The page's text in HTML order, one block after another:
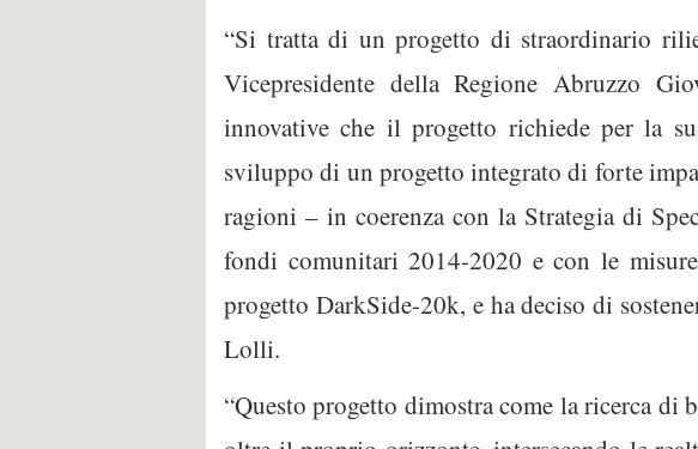
“Si tratta di un progetto di straordinario
Vicepresidente della Regione Abruzzo
innovative che il progetto richiede per la
sviluppo di un progetto integrato di forte
ragioni – in coerenza con la Strategia di
fondi comunitari 2014-2020 e con le
progetto DarkSide-20k, e ha deciso di
Lolli.
“Questo progetto dimostra come la ricerca di